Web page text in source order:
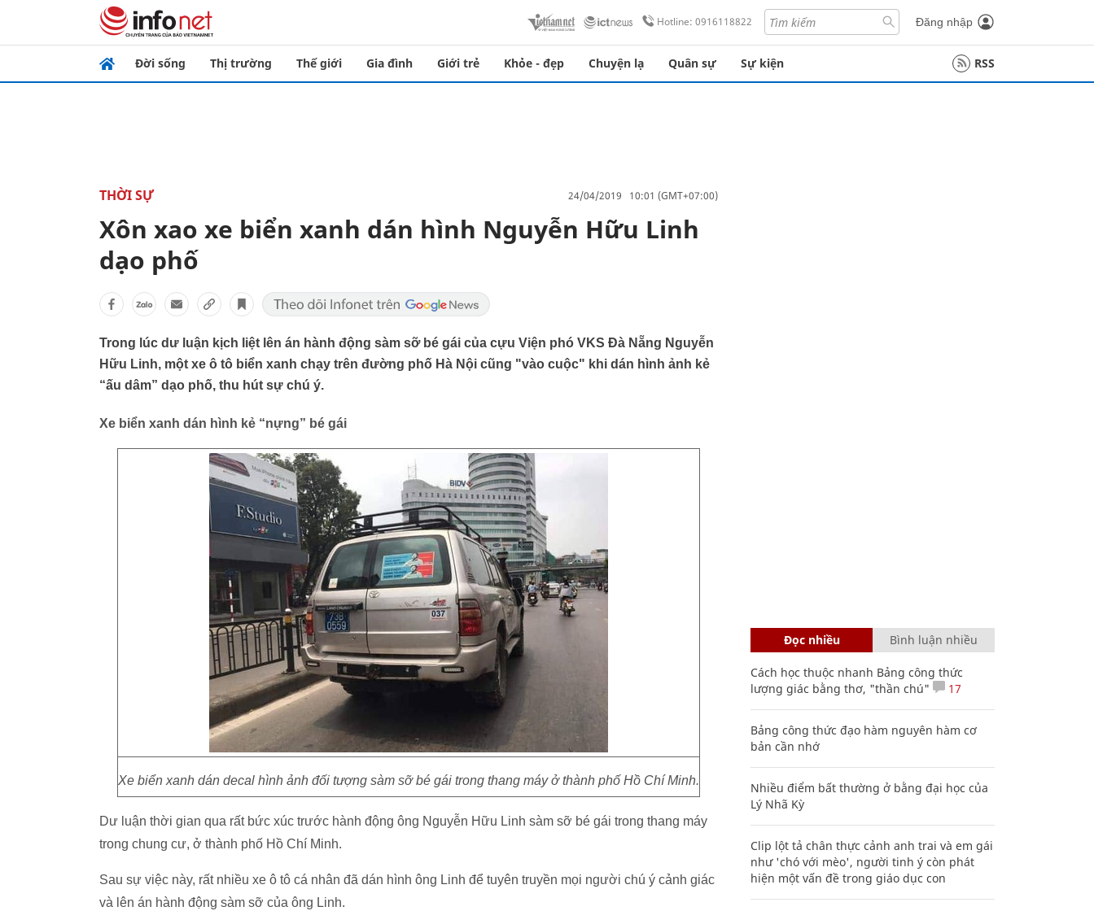
Hotline: 0916118822 Đăng nhập
Đời sống Thị trường Thế giới Gia đình Giới trẻ Khỏe - đẹp Chuyện lạ Quân sự Sự kiện RSS
THỜI SỰ 24/04/2019 10:01 (GMT+07:00)
Xôn xao xe biển xanh dán hình Nguyễn Hữu Linh
dạo phố
Trong lúc dư luận kịch liệt lên án hành động sàm sỡ bé gái của cựu Viện phó VKS Đà Nẵng Nguyễn
Hữu Linh, một xe ô tô biển xanh chạy trên đường phố Hà Nội cũng "vào cuộc" khi dán hình ảnh kẻ
“ấu dâm” dạo phố, thu hút sự chú ý.
Xe biển xanh dán hình kẻ “nựng” bé gái
Xe biển xanh dán decal hình ảnh đối tượng sàm sỡ bé gái trong thang máy ở thành phố Hồ Chí Minh.
Dư luận thời gian qua rất bức xúc trước hành động ông Nguyễn Hữu Linh sàm sỡ bé gái trong thang máy
trong chung cư, ở thành phố Hồ Chí Minh.
Sau sự việc này, rất nhiều xe ô tô cá nhân đã dán hình ông Linh để tuyên truyền mọi người chú ý cảnh giác
và lên án hành động sàm sỡ của ông Linh.
Đọc nhiều Bình luận nhiều
Cách học thuộc nhanh Bảng công thức
lượng giác bằng thơ, "thần chú"
17
Bảng công thức đạo hàm nguyên hàm cơ
bản cần nhớ
Nhiều điểm bất thường ở bằng đại học của
Lý Nhã Kỳ
Clip lột tả chân thực cảnh anh trai và em gái
như 'chó với mèo', người tinh ý còn phát
hiện một vấn đề trong giáo dục con